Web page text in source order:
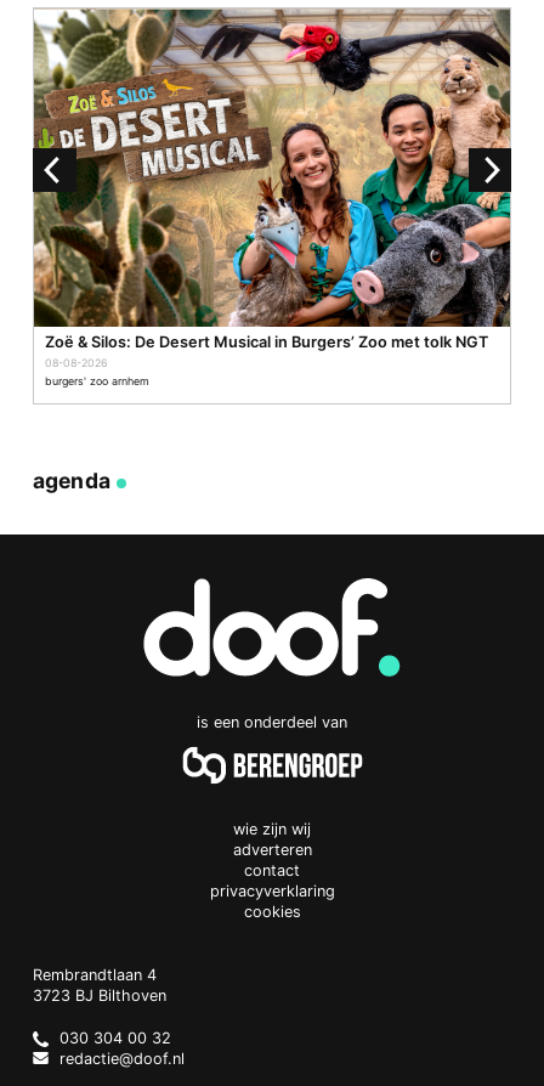
Zoë & Silos: De Desert Musical in Burgers’ Zoo met tolk NGT
08-08-2026
burgers' zoo arnhem
agenda
is een onderdeel van
wie zijn wij
adverteren
contact
privacyverklaring
cookies
Doof.nl
work
Rembrandtlaan 4
3723 BJ Bilthoven
Netherlands
030 304 00 32
redactie@doof.nl